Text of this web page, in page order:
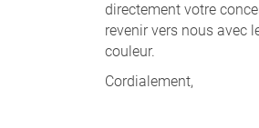
directement votre
revenir vers nous avec
couleur.
Cordialement,